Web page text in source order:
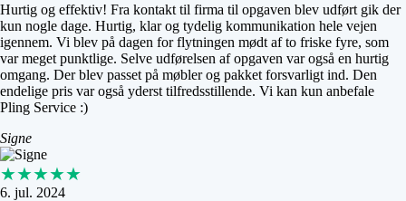
Hurtig og effektiv! Fra kontakt til firma til opgaven blev udført gik der
kun nogle dage. Hurtig, klar og tydelig kommunikation hele vejen
igennem. Vi blev på dagen for flytningen mødt af to friske fyre, som
var meget punktlige. Selve udførelsen af opgaven var også en hurtig
omgang. Der blev passet på møbler og pakket forsvarligt ind. Den
endelige pris var også yderst tilfredsstillende. Vi kan kun anbefale
Pling Service :)
Signe
★★★★★
6. jul. 2024